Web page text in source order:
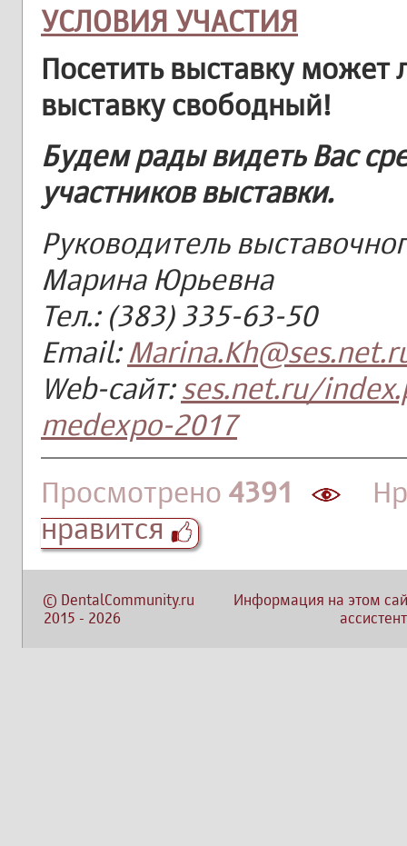
УСЛОВИЯ УЧАСТИЯ
Посетить выставку
выставку свободный!
Будем рады видеть Вас
участников выставки.
Руководитель
Марина Юрьевна
Тел.: (383) 335-63-50
Email:
Web-сайт:ses.net.ru/
medexpo-2017
Просмотрено 4391
нравится
© DentalCommunity.ru
2015 - 2026
Информация на этом